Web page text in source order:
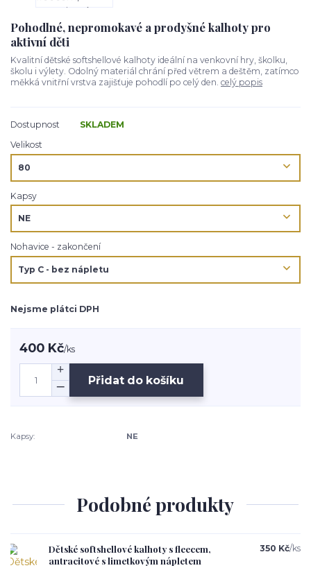
Pohodlné, nepromokavé a prodyšné kalhoty pro
aktivní děti
Kvalitní dětské softshellové kalhoty ideální na venkovní hry, školku,
školu i výlety. Odolný materiál chrání před větrem a deštěm, zatímco
měkká vnitřní vrstva zajišťuje pohodlí po celý den. celý popis
Dostupnost
SKLADEM
Velikost
Kapsy
Nohavice - zakončení
Nejsme plátci DPH
400 Kč/ks
Přidat do košíku
Kapsy: NE
Podobné produkty
Dětské softshellové kalhoty s fleecem,
antracitové s limetkovým nápletem
350 Kč/ks